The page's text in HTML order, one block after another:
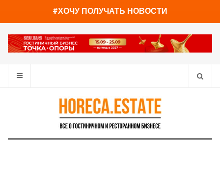
#ХОЧУ ПОЛУЧАТЬ НОВОСТИ